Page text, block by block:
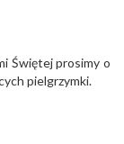
Świętej prosimy o
pielgrzymki.